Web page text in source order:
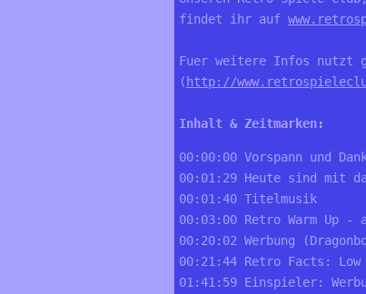
findet ihr auf
Fuer weitere Infos nutzt
(http://
00:00:00 Vorspann und
00:01:29 Heute sind mit
00:01:40 Titelmusik
00:03:00 Retro Warm Up -
00:20:02 Werbung
00:21:44 Retro Facts: Low
01:41:59 Einspieler: